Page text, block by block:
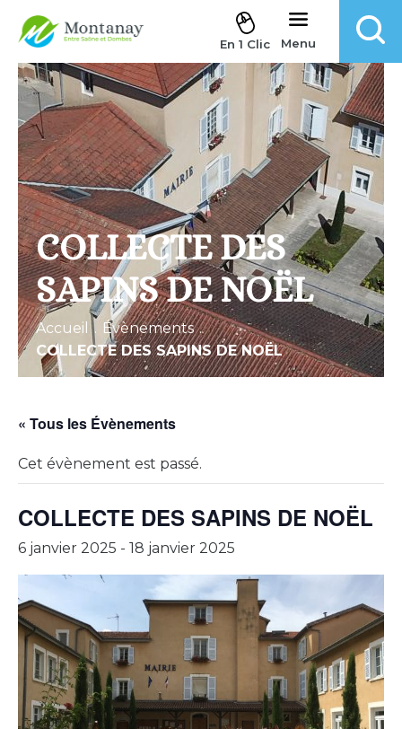
Aller au contenu
En 1 Clic Menu
COLLECTE DES
SAPINS DE NOËL
Accueil . Évènements .
COLLECTE DES SAPINS DE NOËL
« Tous les Évènements
Cet évènement est passé.
COLLECTE DES SAPINS DE NOËL
6 janvier 2025 - 18 janvier 2025